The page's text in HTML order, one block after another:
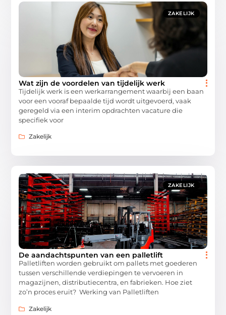
ZAKELIJK
Wat zijn de voordelen van tijdelijk werk
Tijdelijk werk is een werkarrangement waarbij een baan
voor een vooraf bepaalde tijd wordt uitgevoerd, vaak
geregeld via een interim opdrachten vacature die
specifiek voor
Zakelijk
ZAKELIJK
De aandachtspunten van een palletlift
Palletliften worden gebruikt om pallets met goederen
tussen verschillende verdiepingen te vervoeren in
magazijnen, distributiecentra, en fabrieken. Hoe ziet
zo’n proces eruit? Werking van Palletliften
Zakelijk